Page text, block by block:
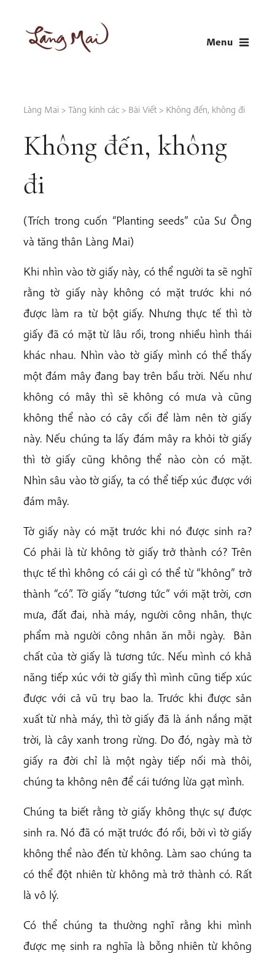
content
Menu
Làng Mai > Tàng kinh các > Bài Viết > Không đến, không đi
Không đến, không
đi
(Trích trong cuốn “Planting seeds” của Sư Ông
và tăng thân Làng Mai)
Khi nhìn vào tờ giấy này, có thể người ta sẽ nghĩ
rằng tờ giấy này không có mặt trước khi nó
được làm ra từ bột giấy. Nhưng thực tế thì tờ
giấy đã có mặt từ lâu rồi, trong nhiều hình thái
khác nhau. Nhìn vào tờ giấy mình có thể thấy
một đám mây đang bay trên bầu trời. Nếu như
không có mây thì sẽ không có mưa và cũng
không thể nào có cây cối để làm nên tờ giấy
này. Nếu chúng ta lấy đám mây ra khỏi tờ giấy
thì tờ giấy cũng không thể nào còn có mặt.
Nhìn sâu vào tờ giấy, ta có thể tiếp xúc được với
đám mây.
Tờ giấy này có mặt trước khi nó được sinh ra?
Có phải là từ không tờ giấy trở thành có? Trên
thực tế thì không có cái gì có thể từ “không” trở
thành “có”. Tờ giấy “tương tức” với mặt trời, cơn
mưa, đất đai, nhà máy, người công nhân, thực
phẩm mà người công nhân ăn mỗi ngày.
Bản
chất của tờ giấy là tương tức. Nếu mình có khả
năng tiếp xúc với tờ giấy thì mình cũng tiếp xúc
được với cả vũ trụ bao la. Trước khi được sản
xuất từ nhà máy, thì tờ giấy đã là ánh nắng mặt
trời, là cây xanh trong rừng. Do đó, ngày mà tờ
giấy ra đời chỉ là một ngày tiếp nối mà thôi,
chúng ta không nên để cái tướng lừa gạt mình.
Chúng ta biết rằng tờ giấy không thực sự được
sinh ra. Nó đã có mặt trước đó rồi, bởi vì tờ giấy
không thể nào đến từ không. Làm sao chúng ta
có thể đột nhiên từ không mà trở thành có. Rất
là vô lý.
Có thể chúng ta thường nghĩ rằng khi mình
được mẹ sinh ra nghĩa là bỗng nhiên từ không